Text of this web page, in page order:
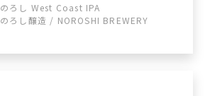
のろし West Coast IPA
のろし醸造 / NOROSHI BREWERY